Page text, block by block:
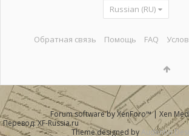
Russian (RU)
Обратная связь Помощь FAQ
Forum software by XenForo™| Xen
Перевод:XF-Russia.ru
Theme designed by
Audentio